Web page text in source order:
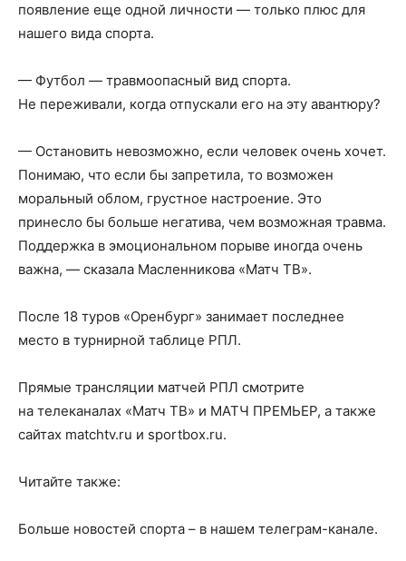
появление еще одной личности — только плюс для
нашего вида спорта.
— Футбол — травмоопасный вид спорта.
Не переживали, когда отпускали его на эту авантюру?
— Остановить невозможно, если человек очень хочет.
Понимаю, что если бы запретила, то возможен
моральный облом, грустное настроение. Это
принесло бы больше негатива, чем возможная травма.
Поддержка в эмоциональном порыве иногда очень
важна, — сказала Масленникова «Матч ТВ».
После 18 туров «Оренбург» занимает последнее
место в турнирной таблице РПЛ.
Прямые трансляции матчей РПЛ смотрите
на телеканалах «Матч ТВ» и МАТЧ ПРЕМЬЕР, а также
сайтах matchtv.ru и sportbox.ru.
Читайте также:
Больше новостей спорта – в нашем телеграм-канале.